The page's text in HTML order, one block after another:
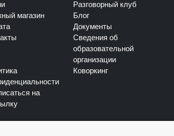
Разговорный клуб
магазин
Блог
Документы
Сведения об
образовательной
организации
Коворкинг
на